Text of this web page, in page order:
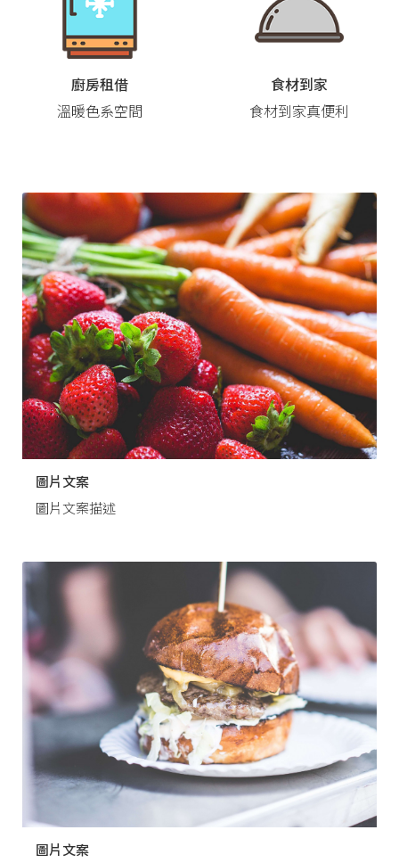
廚房租借
溫暖色系空間
食材到家
食材到家真便利
圖片文案
圖片文案描述
圖片文案